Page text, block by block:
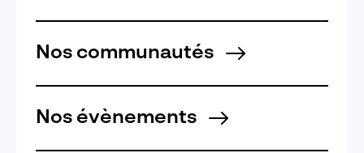
Nos communautés
Nos évènements